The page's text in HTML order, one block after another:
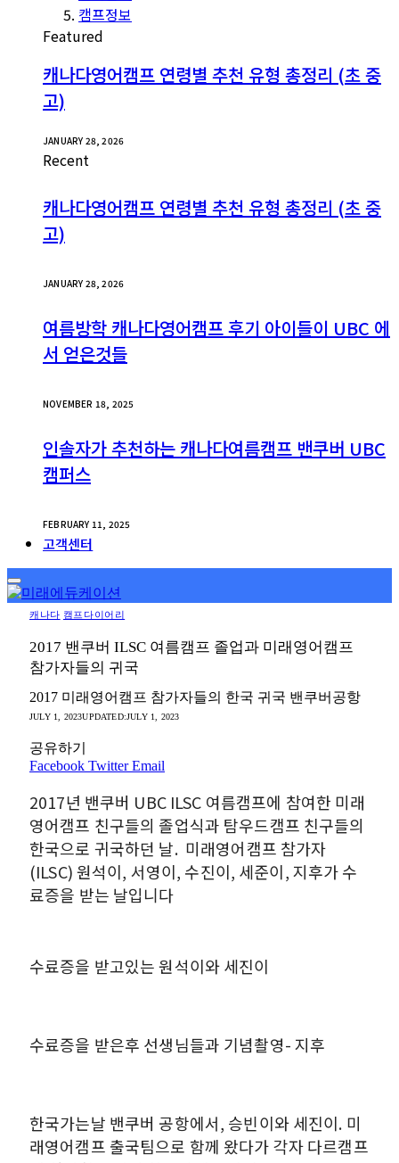
캠프정보
Featured
캐나다영어캠프 연령별 추천 유형 총정리 (초 중
고)
JANUARY 28, 2026
Recent
캐나다영어캠프 연령별 추천 유형 총정리 (초 중
고)
JANUARY 28, 2026
여름방학 캐나다영어캠프 후기 아이들이 UBC 에
서 얻은것들
NOVEMBER 18, 2025
인솔자가 추천하는 캐나다여름캠프 밴쿠버 UBC
캠퍼스
FEBRUARY 11, 2025
고객센터
캐나다 캠프다이어리
2017 밴쿠버 ILSC 여름캠프 졸업과 미래영어캠프
참가자들의 귀국
2017 미래영어캠프 참가자들의 한국 귀국 밴쿠버공항
JULY 1, 2023UPDATED:JULY 1, 2023
공유하기
Facebook Twitter Email
2017년 밴쿠버 UBC ILSC 여름캠프에 참여한 미래
영어캠프 친구들의 졸업식과 탐우드캠프 친구들의
한국으로 귀국하던 날. 미래영어캠프 참가자
(ILSC) 원석이, 서영이, 수진이, 세준이, 지후가 수
료증을 받는 날입니다
수료증을 받고있는 원석이와 세진이
수료증을 받은후 선생님들과 기념촬영- 지후
한국가는날 밴쿠버 공항에서, 승빈이와 세진이. 미
래영어캠프 출국팀으로 함께 왔다가 각자 다르캠프